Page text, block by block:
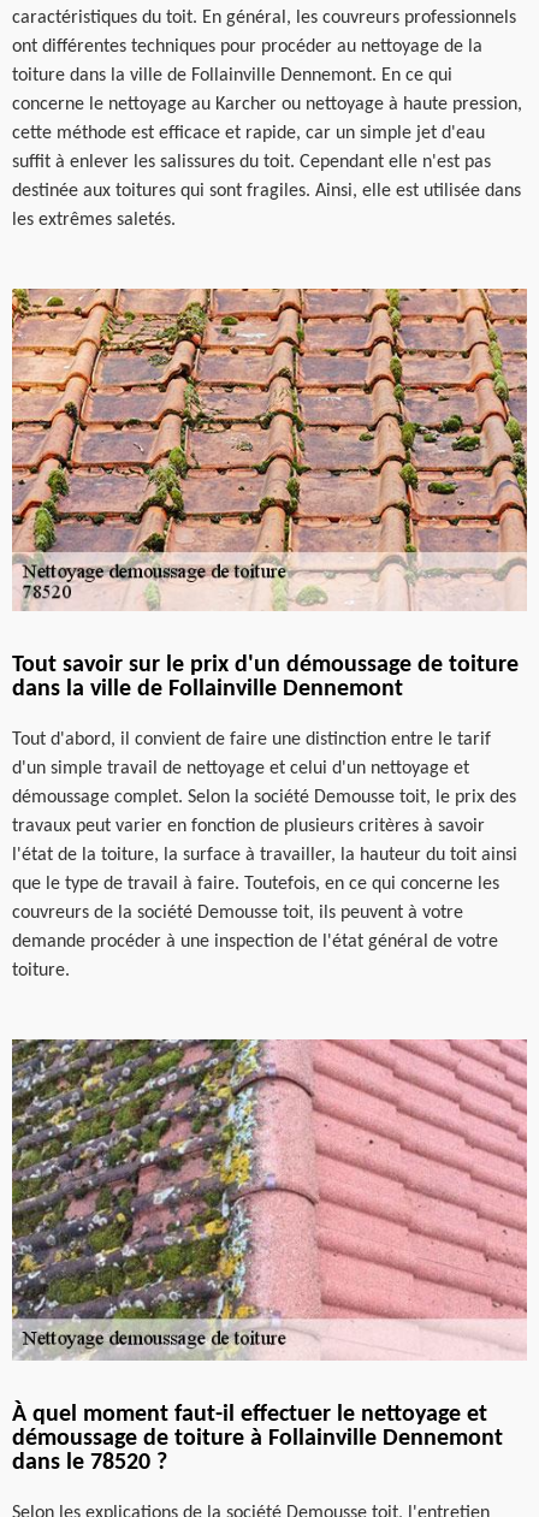
caractéristiques du toit. En général, les couvreurs professionnels
ont différentes techniques pour procéder au nettoyage de la
toiture dans la ville de Follainville Dennemont. En ce qui
concerne le nettoyage au Karcher ou nettoyage à haute pression,
cette méthode est efficace et rapide, car un simple jet d'eau
suffit à enlever les salissures du toit. Cependant elle n'est pas
destinée aux toitures qui sont fragiles. Ainsi, elle est utilisée dans
les extrêmes saletés.
Tout savoir sur le prix d'un démoussage de toiture
dans la ville de Follainville Dennemont
Tout d'abord, il convient de faire une distinction entre le tarif
d'un simple travail de nettoyage et celui d'un nettoyage et
démoussage complet. Selon la société Demousse toit, le prix des
travaux peut varier en fonction de plusieurs critères à savoir
l'état de la toiture, la surface à travailler, la hauteur du toit ainsi
que le type de travail à faire. Toutefois, en ce qui concerne les
couvreurs de la société Demousse toit, ils peuvent à votre
demande procéder à une inspection de l'état général de votre
toiture.
À quel moment faut-il effectuer le nettoyage et
démoussage de toiture à Follainville Dennemont
dans le 78520 ?